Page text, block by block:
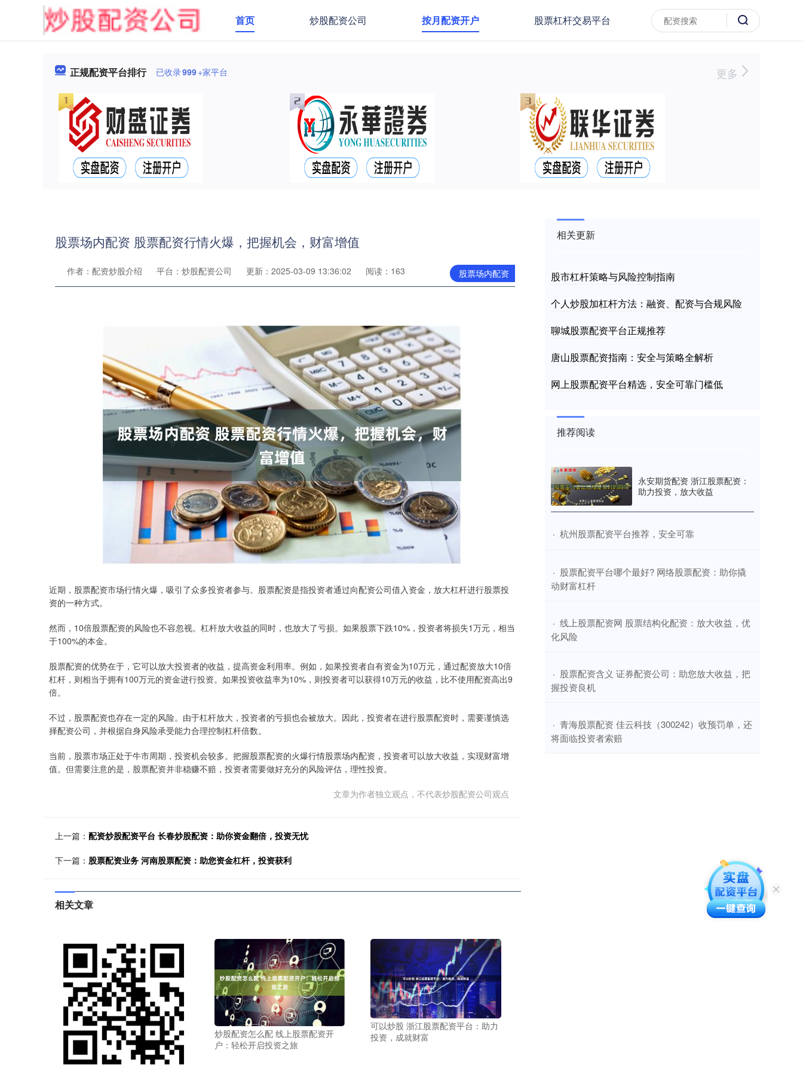
首页 炒股配资公司 按月配资开户 股票杠杆交易平台
正规配资平台排行 已收录999+家平台 更多
股票场内配资 股票配资行情火爆，把握机会，财富增值
股票场内配资
作者：配资炒股介绍 平台：炒股配资公司 更新：2025-03-09 13:36:02 阅读：163
近期，股票配资市场行情火爆，吸引了众多投资者参与。股票配资是指投资者通过向配资公司借入资金，放大杠杆进行股票投
资的一种方式。
然而，10倍股票配资的风险也不容忽视。杠杆放大收益的同时，也放大了亏损。如果股票下跌10%，投资者将损失1万元，相当
于100%的本金。
股票配资的优势在于，它可以放大投资者的收益，提高资金利用率。例如，如果投资者自有资金为10万元，通过配资放大10倍
杠杆，则相当于拥有100万元的资金进行投资。如果投资收益率为10%，则投资者可以获得10万元的收益，比不使用配资高出9
倍。
不过，股票配资也存在一定的风险。由于杠杆放大，投资者的亏损也会被放大。因此，投资者在进行股票配资时，需要谨慎选
择配资公司，并根据自身风险承受能力合理控制杠杆倍数。
当前，股票市场正处于牛市周期，投资机会较多。把握股票配资的火爆行情股票场内配资，投资者可以放大收益，实现财富增
值。但需要注意的是，股票配资并非稳赚不赔，投资者需要做好充分的风险评估，理性投资。
文章为作者独立观点，不代表炒股配资公司观点
上一篇： 配资炒股配资平台 长春炒股配资：助你资金翻倍，投资无忧
下一篇： 股票配资业务 河南股票配资：助您资金杠杆，投资获利
相关文章
炒股配资怎么配 线上股票配资开
户：轻松开启投资之旅
可以炒股 浙江股票配资平台：助力
投资，成就财富
相关更新
股市杠杆策略与风险控制指南
个人炒股加杠杆方法：融资、配资与合规风险
聊城股票配资平台正规推荐
唐山股票配资指南：安全与策略全解析
网上股票配资平台精选，安全可靠门槛低
推荐阅读
永安期货配资 浙江股票配资：
助力投资，放大收益
· ​杭州股票配资平台推荐，安全可靠
· ​股票配资平台哪个最好? 网络股票配资：助你撬
动财富杠杆
· ​线上股票配资网 股票结构化配资：放大收益，优
化风险
· ​股票配资含义 证券配资公司：助您放大收益，把
握投资良机
· ​青海股票配资 佳云科技（300242）收预罚单，还
将面临投资者索赔